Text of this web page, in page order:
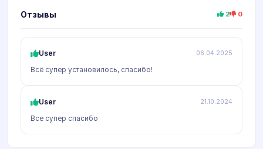
Отзывы 2 0
User 06.04.2025
Всё супер установилось, спасибо!
User 21.10.2024
Все супер спасибо